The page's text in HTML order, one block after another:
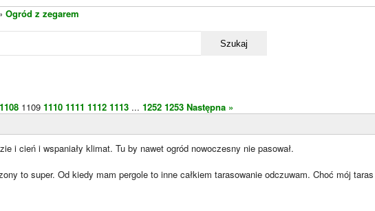
Ogród z zegarem
Szukaj
1108 1109 1110 1111 1112 1113 ... 1252 1253 Następna »
i cień i wspaniały klimat. Tu by nawet ogród nowoczesny nie pasował.
to super. Od kiedy mam pergole to inne całkiem tarasowanie odczuwam. Choć mój